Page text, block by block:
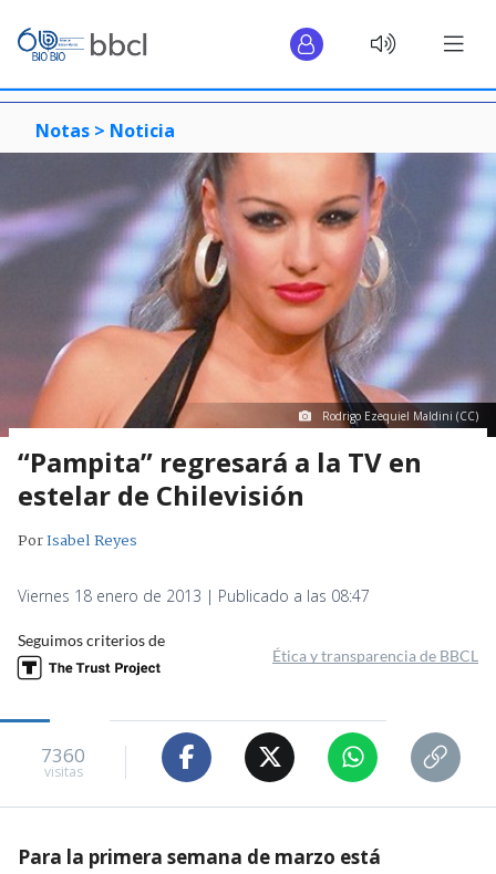
Notas > Noticia
Rodrigo Ezequiel Maldini (CC)
“Pampita” regresará a la TV en
estelar de Chilevisión
PorIsabel Reyes
Viernes 18 enero de 2013 | Publicado a las 08:47
Seguimos criterios de
Ética y transparencia de BBCL
7360
visitas
Para la primera semana de marzo está